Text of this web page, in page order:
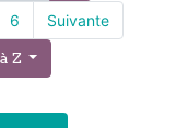
6 Suivante
Z